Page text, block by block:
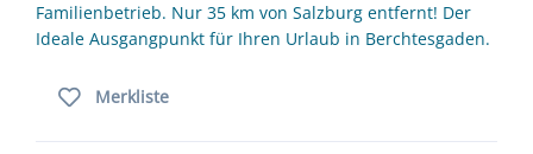
Familienbetrieb. Nur 35 km von Salzburg entfernt! Der
Ideale Ausgangpunkt für Ihren Urlaub in Berchtesgaden.
Merkliste